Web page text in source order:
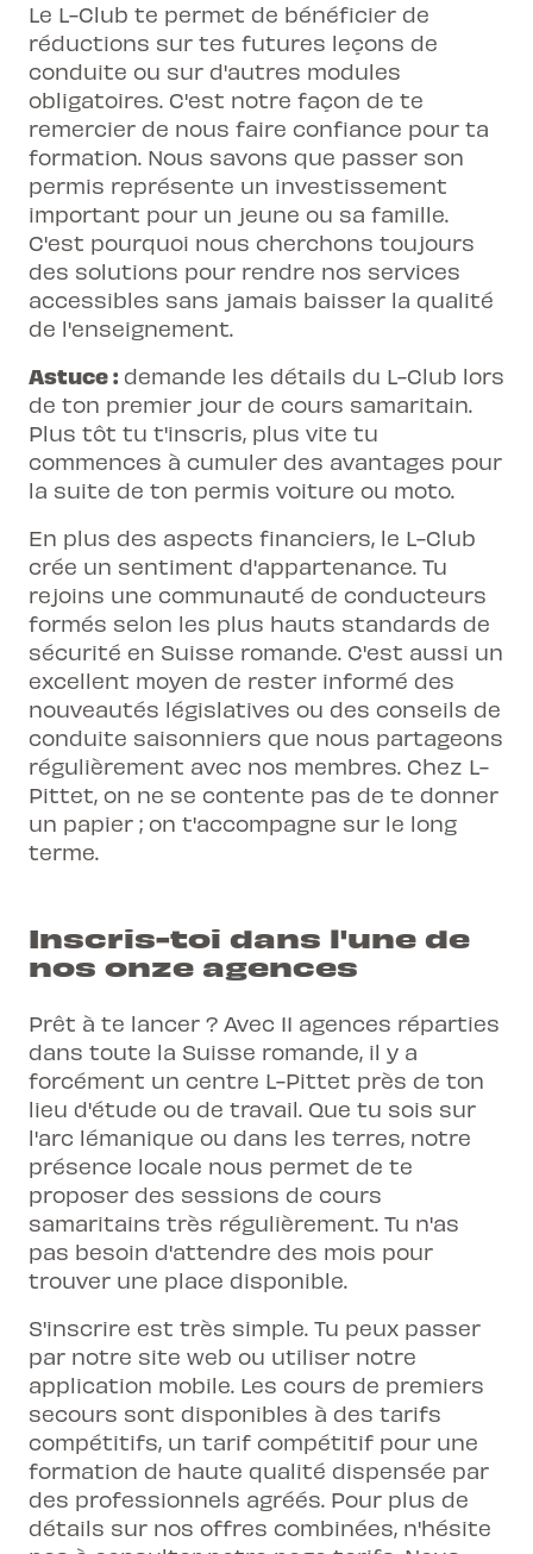
Le L-Club te permet de bénéficier de
réductions sur tes futures leçons de
conduite ou sur d'autres modules
obligatoires. C'est notre façon de te
remercier de nous faire confiance pour ta
formation. Nous savons que passer son
permis représente un investissement
important pour un jeune ou sa famille.
C'est pourquoi nous cherchons toujours
des solutions pour rendre nos services
accessibles sans jamais baisser la qualité
de l'enseignement.
Astuce : demande les détails du L-Club lors
de ton premier jour de cours samaritain.
Plus tôt tu t'inscris, plus vite tu
commences à cumuler des avantages pour
la suite de ton permis voiture ou moto.
En plus des aspects financiers, le L-Club
crée un sentiment d'appartenance. Tu
rejoins une communauté de conducteurs
formés selon les plus hauts standards de
sécurité en Suisse romande. C'est aussi un
excellent moyen de rester informé des
nouveautés législatives ou des conseils de
conduite saisonniers que nous partageons
régulièrement avec nos membres. Chez L-
Pittet, on ne se contente pas de te donner
un papier ; on t'accompagne sur le long
terme.
Inscris-toi dans l'une de
nos onze agences
Prêt à te lancer ? Avec 11 agences réparties
dans toute la Suisse romande, il y a
forcément un centre L-Pittet près de ton
lieu d'étude ou de travail. Que tu sois sur
l'arc lémanique ou dans les terres, notre
présence locale nous permet de te
proposer des sessions de cours
samaritains très régulièrement. Tu n'as
pas besoin d'attendre des mois pour
trouver une place disponible.
S'inscrire est très simple. Tu peux passer
par notre site web ou utiliser notre
application mobile. Les cours de premiers
secours sont disponibles à des tarifs
compétitifs, un tarif compétitif pour une
formation de haute qualité dispensée par
des professionnels agréés. Pour plus de
détails sur nos offres combinées, n'hésite